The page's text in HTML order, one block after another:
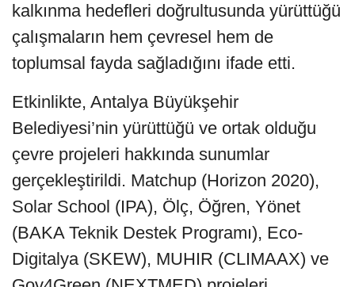
kalkınma hedefleri doğrultusunda yürüttüğü
çalışmaların hem çevresel hem de
toplumsal fayda sağladığını ifade etti.
Etkinlikte, Antalya Büyükşehir
Belediyesi’nin yürüttüğü ve ortak olduğu
çevre projeleri hakkında sunumlar
gerçekleştirildi. Matchup (Horizon 2020),
Solar School (IPA), Ölç, Öğren, Yönet
(BAKA Teknik Destek Programı), Eco-
Digitalya (SKEW), MUHIR (CLIMAAX) ve